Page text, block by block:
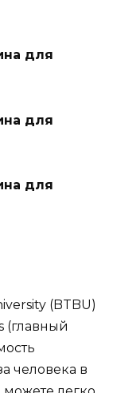
для
для
для
(BTBU)
(главный
человека в